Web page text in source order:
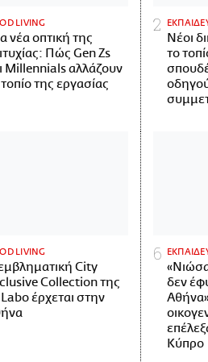
LIVING
νέα οπτική της
Πώς Gen Zs
Millennials αλλάζουν
της εργασίας
Νέοι
το
LIVING
City
Collection της
Labo έρχεται στην
δεν
Κύπρο